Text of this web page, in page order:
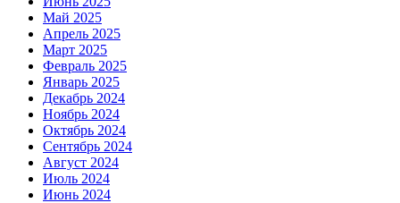
Май 2025
Апрель 2025
Март 2025
Февраль 2025
Январь 2025
Декабрь 2024
Ноябрь 2024
Октябрь 2024
Сентябрь 2024
Август 2024
Июль 2024
Июнь 2024